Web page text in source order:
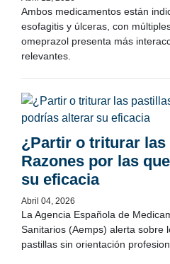
Ambos medicamentos están
esofagitis y úlceras, con
omeprazol presenta más
relevantes.
¿Partir o triturar las
Razones por las
su eficacia
Abril 04, 2026
La Agencia Española de
Sanitarios (Aemps) alerta sobre
pastillas sin orientación